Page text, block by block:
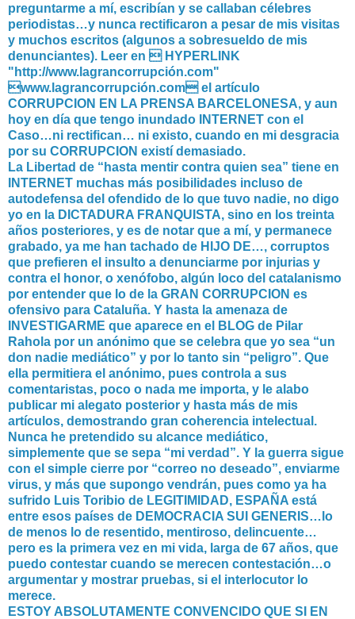
preguntarme a mí, escribían y se callaban célebres
periodistas…y nunca rectificaron a pesar de mis visitas
y muchos escritos (algunos a sobresueldo de mis
denunciantes). Leer en  HYPERLINK
"http://www.lagrancorrupción.com"
www.lagrancorrupción.com el artículo
CORRUPCION EN LA PRENSA BARCELONESA, y aun
hoy en día que tengo inundado INTERNET con el
Caso…ni rectifican… ni existo, cuando en mi desgracia
por su CORRUPCION existí demasiado.
La Libertad de “hasta mentir contra quien sea” tiene en
INTERNET muchas más posibilidades incluso de
autodefensa del ofendido de lo que tuvo nadie, no digo
yo en la DICTADURA FRANQUISTA, sino en los treinta
años posteriores, y es de notar que a mí, y permanece
grabado, ya me han tachado de HIJO DE…, corruptos
que prefieren el insulto a denunciarme por injurias y
contra el honor, o xenófobo, algún loco del catalanismo
por entender que lo de la GRAN CORRUPCION es
ofensivo para Cataluña. Y hasta la amenaza de
INVESTIGARME que aparece en el BLOG de Pilar
Rahola por un anónimo que se celebra que yo sea “un
don nadie mediático” y por lo tanto sin “peligro”. Que
ella permitiera el anónimo, pues controla a sus
comentaristas, poco o nada me importa, y le alabo
publicar mi alegato posterior y hasta más de mis
artículos, demostrando gran coherencia intelectual.
Nunca he pretendido su alcance mediático,
simplemente que se sepa “mi verdad”. Y la guerra sigue
con el simple cierre por “correo no deseado”, enviarme
virus, y más que supongo vendrán, pues como ya ha
sufrido Luis Toribio de LEGITIMIDAD, ESPAÑA está
entre esos países de DEMOCRACIA SUI GENERIS…lo
de menos lo de resentido, mentiroso, delincuente…
pero es la primera vez en mi vida, larga de 67 años, que
puedo contestar cuando se merecen contestación…o
argumentar y mostrar pruebas, si el interlocutor lo
merece.
ESTOY ABSOLUTAMENTE CONVENCIDO QUE SI EN